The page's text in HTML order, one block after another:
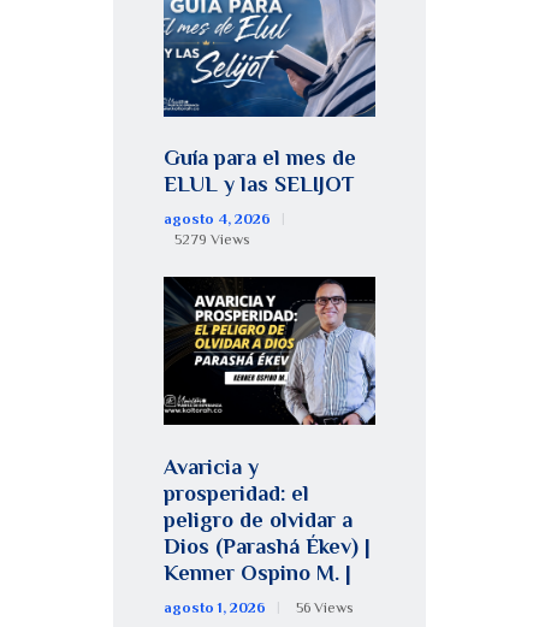
Guía para el mes de
ELUL y las SELIJOT
agosto 4, 2026
5279 Views
Avaricia y
prosperidad: el
peligro de olvidar a
Dios (Parashá Ékev) |
Kenner Ospino M. |
agosto 1, 2026 56 Views